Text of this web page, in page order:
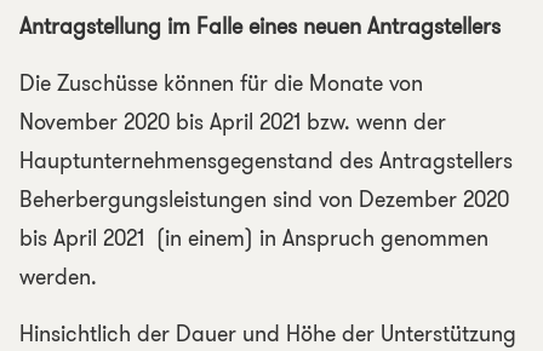
Antragstellung im Falle eines neuen Antragstellers
Die Zuschüsse können für die Monate von
November 2020 bis April 2021 bzw. wenn der
Hauptunternehmensgegenstand des Antragstellers
Beherbergungsleistungen sind von Dezember 2020
bis April 2021 (in einem) in Anspruch genommen
werden.
Hinsichtlich der Dauer und Höhe der Unterstützung